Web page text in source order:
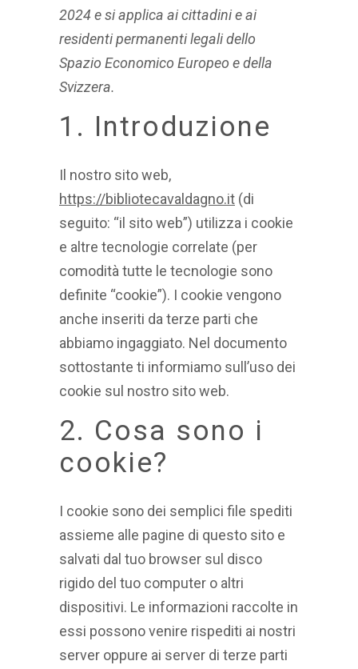
2024 e si applica ai cittadini e ai
residenti permanenti legali dello
Spazio Economico Europeo e della
Svizzera.
1. Introduzione
Il nostro sito web,
https://bibliotecavaldagno.it (di
seguito: “il sito web”) utilizza i cookie
e altre tecnologie correlate (per
comodità tutte le tecnologie sono
definite “cookie”). I cookie vengono
anche inseriti da terze parti che
abbiamo ingaggiato. Nel documento
sottostante ti informiamo sull’uso dei
cookie sul nostro sito web.
2. Cosa sono i
cookie?
I cookie sono dei semplici file spediti
assieme alle pagine di questo sito e
salvati dal tuo browser sul disco
rigido del tuo computer o altri
dispositivi. Le informazioni raccolte in
essi possono venire rispediti ai nostri
server oppure ai server di terze parti